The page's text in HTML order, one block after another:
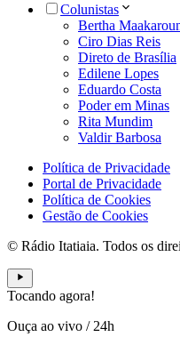
Colunistas
Bertha
Ciro Dias Reis
Direto de Brasília
Edilene Lopes
Eduardo Costa
Poder em Minas
Rita Mundim
Valdir Barbosa
Política de Privacidade
Portal de Privacidade
Política de Cookies
Gestão de Cookies
© Rádio Itatiaia. Todos os
Tocando agora!
Ouça ao vivo / 24h